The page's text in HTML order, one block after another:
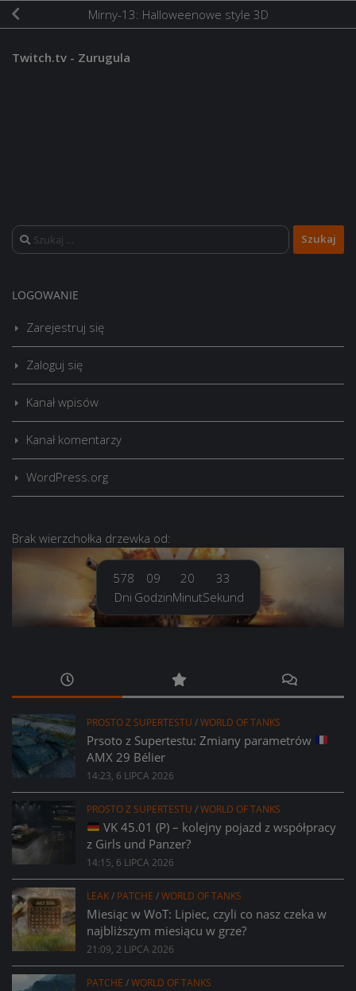
Mirny-13: Halloweenowe style 3D
Twitch.tv - Zurugula
Szukaj:
LOGOWANIE
Zarejestruj się
Zaloguj się
Kanał wpisów
Kanał komentarzy
WordPress.org
Brak wierzchołka drzewka od:
578
Dni
09
Godzin
20
Minut
34
Sekund
PROSTO Z SUPERTESTU /WORLD OF TANKS
Prsoto z Supertestu: Zmiany parametrów
AMX 29 Bélier
14:23, 6 LIPCA 2026
PROSTO Z SUPERTESTU /WORLD OF TANKS
VK 45.01 (P) – kolejny pojazd z współpracy
z Girls und Panzer?
14:15, 6 LIPCA 2026
LEAK/ PATCHE /WORLD OF TANKS
Miesiąc w WoT: Lipiec, czyli co nasz czeka w
najbliższym miesiącu w grze?
21:09, 2 LIPCA 2026
PATCHE /WORLD OF TANKS